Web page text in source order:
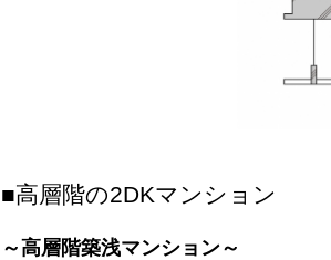
■高層階の2DKマンション
～高層階築浅マンション～